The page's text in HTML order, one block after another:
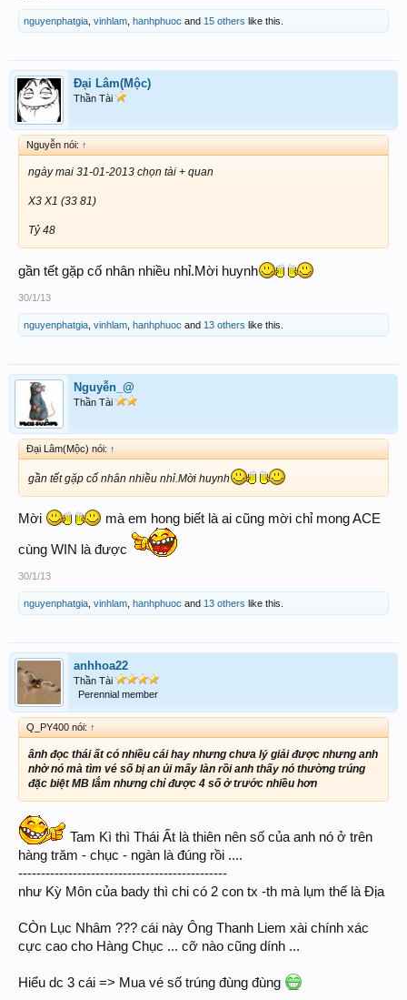
nguyenphatgia vinhlam hanhphuoc and 15 others like this.
Đại Lâm(Mộc)
Thần Tài
Nguyễn nói: ↑
ngày mai 31-01-2013 chọn tài + quan
X3 X1 (33 81)
Tỷ 48
gần tết gặp cố nhân nhiều nhỉ.Mời huynh
30/1/13
nguyenphatgia vinhlam hanhphuoc and 13 others like this.
Nguyễn_@
Thần Tài
Đại Lâm(Mộc) nói: ↑
gần tết gặp cố nhân nhiều nhỉ.Mời huynh
Mời mà em hong biết là ai cũng mời chỉ mong ACE
cùng WIN là được
30/1/13
nguyenphatgia vinhlam hanhphuoc and 13 others like this.
anhhoa22
Thần Tài
Perennial member
Q_PY400 nói: ↑
ânh đọc thái ất có nhiều cái hay nhưng chưa lý giải được nhưng anh
nhờ nó mà tìm vé số bị an ủi mấy làn rồi anh thấy nó thường trúng
đặc biệt MB lắm nhưng chỉ được 4 số ở trước nhiều hơn
Tam Kì thì Thái Ất là thiên nên số của anh nó ở trên
hàng trăm - chục - ngàn là đúng rồi ....
----------------------------------------------
như Kỳ Môn của bady thì chi có 2 con tx -th mà lụm thế là Địa
CÒn Lục Nhâm ??? cái này Ông Thanh Liem xài chính xác
cực cao cho Hàng Chục ... cỡ nào cũng dính ...
Hiểu dc 3 cái => Mua vé số trúng đùng đùng